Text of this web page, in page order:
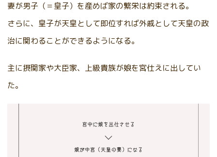
妻が男子（＝皇子）を産めば家の繁栄は約束される。
さらに、皇子が天皇として即位すれば外戚として天皇の政
治に関わることができるようになる。
主に摂関家や大臣家、上級貴族が娘を宮仕えに出してい
た。